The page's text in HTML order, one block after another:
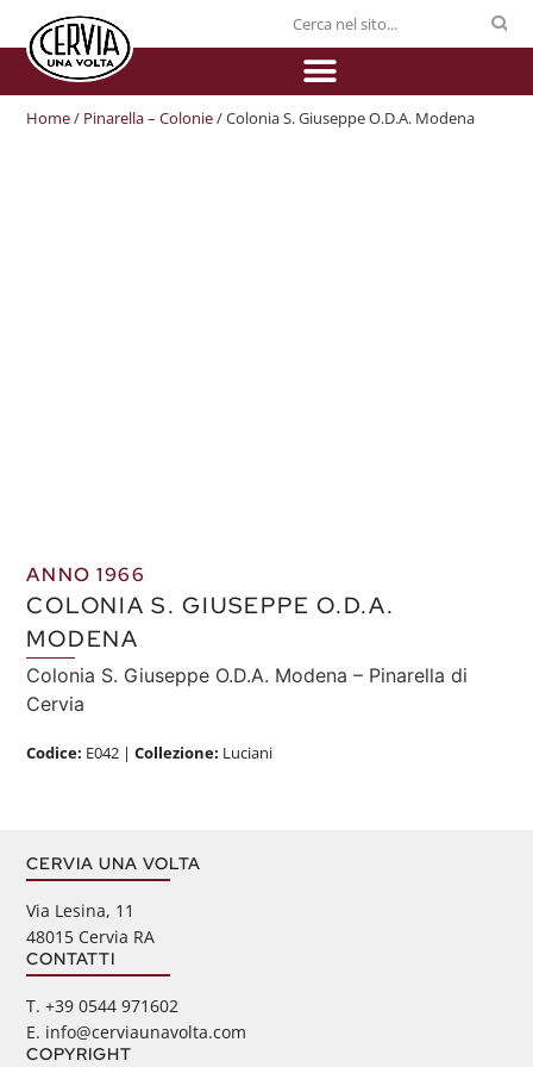
Home/ Pinarella – Colonie/ Colonia S. Giuseppe O.D.A. Modena
ANNO 1966
COLONIA S. GIUSEPPE O.D.A.
MODENA
Colonia S. Giuseppe O.D.A. Modena – Pinarella di
Cervia
Codice: E042 |Collezione: Luciani
CERVIA UNA VOLTA
Via Lesina, 11
48015 Cervia RA
CONTATTI
‭T. +39 0544 971602
E. info@cerviaunavolta.com
COPYRIGHT